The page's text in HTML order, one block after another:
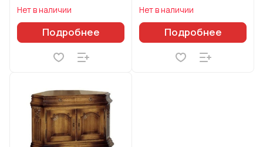
Нет в наличии
Подробнее
Нет в наличии
Подробнее